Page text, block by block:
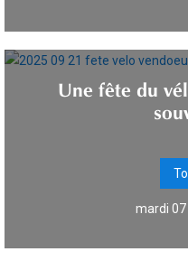
Une fête du
mardi